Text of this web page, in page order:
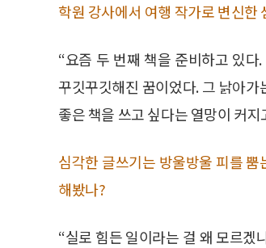
학원 강사에서 여행 작가로 변신한
“요즘 두 번째 책을 준비하고 있
꾸깃꾸깃해진 꿈이었다. 그 낡아
좋은 책을 쓰고 싶다는 열망이 커
심각한 글쓰기는 방울방울 피를
해봤나?
“실로 힘든 일이라는 걸 왜 모르겠